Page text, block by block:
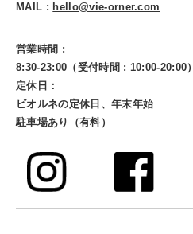
MAIL : hello@vie-orner.com
営業時間 :
8:30-23:00（受付時間 : 10:00-20:00）
定休日：
ビオルネの定休日、年末年始
駐車場あり（有料）